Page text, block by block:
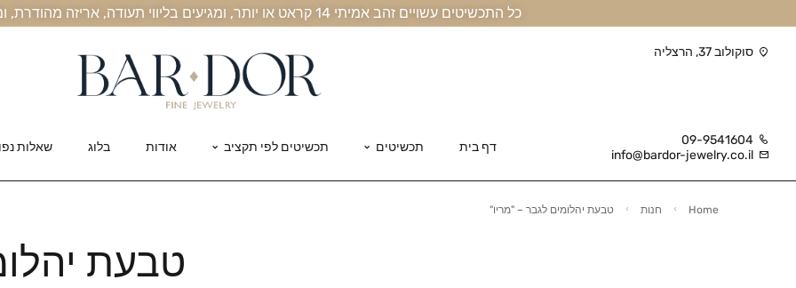
כל התכשיטים עשויים זהב אמיתי 14 קראט או יותר, ומגיעים בליווי תעודה, אריזה מהודרת, ומשלוח חינם עד הבית
סוקולוב 37, הרצליה
09-9541604
info@bardor-jewelry.co.il
דף בית תכשיטים תכשיטים לפי תקציב אודות בלוג שאלות
Home חנות טבעת יהלומים לגבר – "מריו"
טבעת